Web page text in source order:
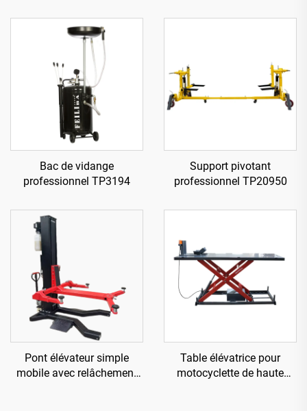
Bac de vidange
professionnel TP3194
Support pivotant
professionnel TP20950
Pont élévateur simple
mobile avec relâchement
Table élévatrice pour
motocyclette de haute